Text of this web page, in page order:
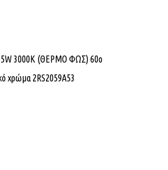
5W 3000K (ΘΕΡΜΟ ΦΩΣ) 60ο
χρώμα 2RS2059A53